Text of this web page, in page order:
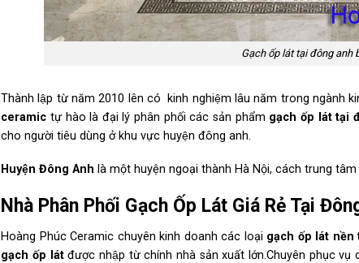
Gạch ốp lát tại đông anh
Thành lập từ năm 2010 lên có kinh nghiệm lâu năm trong ngành
ceramic tự hào là đại lý phân phối các sản phẩm gạch ốp lát tại
cho người tiêu dùng ở khu vực huyện đông anh.
Huyện Đông Anh là một huyện ngoại thành Hà Nội, cách trung
Nhà Phân Phối Gạch Ốp Lát Giá Rẻ Tại
Hoàng Phúc Ceramic chuyên kinh doanh các loại gạch ốp lát nền
gạch ốp látđược nhập từ chính nhà sản xuất lớn.Chuyên phục